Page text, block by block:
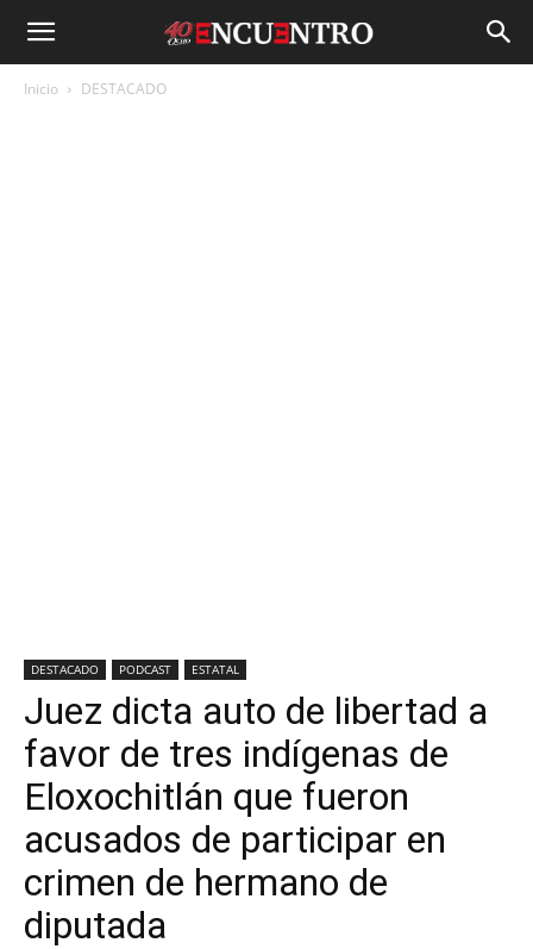
Inicio DESTACADO
DESTACADO PODCAST ESTATAL
Juez dicta auto de libertad a
favor de tres indígenas de
Eloxochitlán que fueron
acusados de participar en
crimen de hermano de
diputada